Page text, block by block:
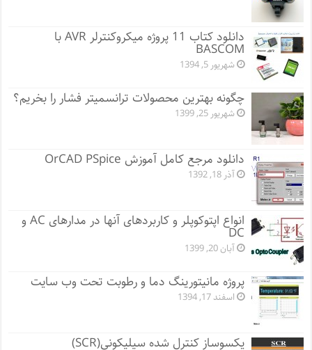
دانلود کتاب 11 پروژه میکروکنترلر AVR با
BASCOM
شهریور 5, 1394
چگونه بهترین محصولات ترانسمیتر فشار را بخریم؟
شهریور 25, 1399
دانلود مرجع کامل آموزش OrCAD PSpice
آذر 18, 1392
انواع اپتوکوپلر و کاربردهای آنها در مدارهای AC و
DC
آبان 20, 1399
پروژه مانيتورينگ دما و رطوبت تحت وب سایت
اسفند 17, 1394
یکسوساز کنترل شده سیلیکونی(SCR)